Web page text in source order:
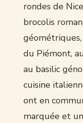
rondes de
brocolis
du Piémont,
au basilic
cuisine
ont en
marquée et